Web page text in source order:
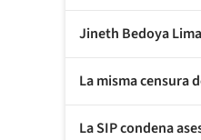
Jineth Bedoya
La misma censura
La SIP condena